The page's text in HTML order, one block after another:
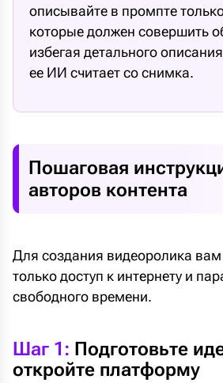
описывайте в промпте
которые должен совершить
избегая детального
ее ИИ считает со снимка.
Пошаговая
авторов контента
Для создания видеоролика
только доступ к интернету и
свободного времени.
Шаг 1: Подготовьте
откройте платформу